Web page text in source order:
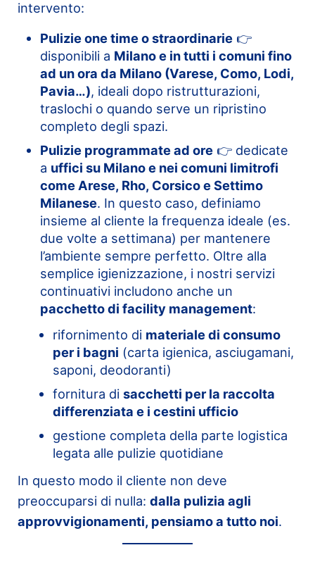
intervento:
Pulizie one time o straordinarie👉
disponibili a Milano e in tutti i comuni fino
ad un ora da Milano (Varese, Como, Lodi,
Pavia…), ideali dopo ristrutturazioni,
traslochi o quando serve un ripristino
completo degli spazi.
Pulizie programmate ad ore👉 dedicate
a uffici su Milano e nei comuni limitrofi
come Arese, Rho, Corsico e Settimo
Milanese. In questo caso, definiamo
insieme al cliente la frequenza ideale (es.
due volte a settimana) per mantenere
l’ambiente sempre perfetto. Oltre alla
semplice igienizzazione, i nostri servizi
continuativi includono anche un
pacchetto di facility management:
rifornimento di materiale di consumo
per i bagni (carta igienica, asciugamani,
saponi, deodoranti)
fornitura disacchetti per la raccolta
differenziata e i cestini ufficio
gestione completa della parte logistica
legata alle pulizie quotidiane
In questo modo il cliente non deve
preoccuparsi di nulla: dalla pulizia agli
approvvigionamenti, pensiamo a tutto noi.